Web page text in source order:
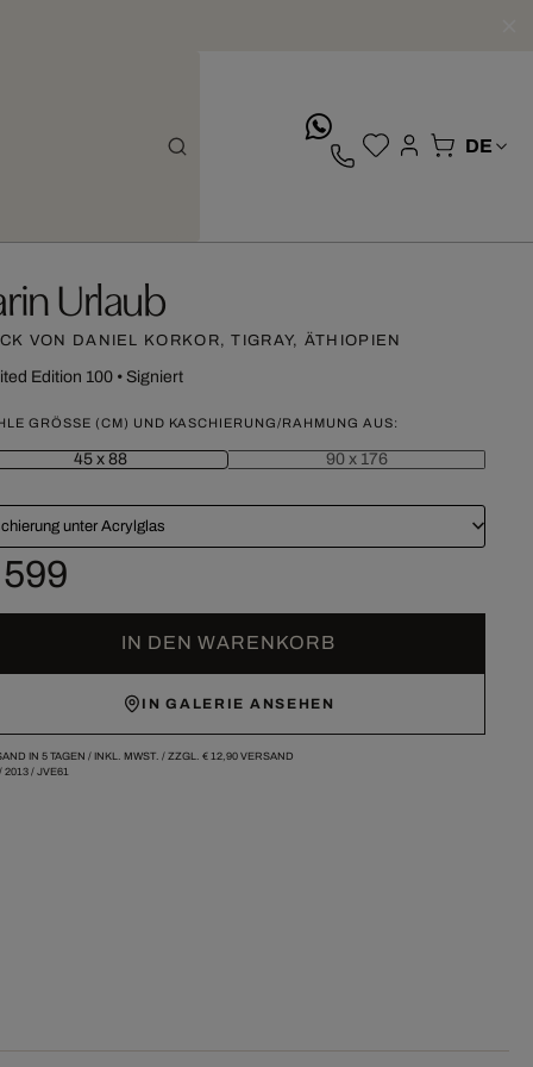
Urlaub
VON DANIEL KORKOR, TIGRAY, ÄTHIOPIEN
Edition 100• Signiert
GRÖSSE (CM) UND KASCHIERUNG/RAHMUNG AUS:
45 x 88 90 x 176
unter Acrylglas
IN DEN WARENKORB
IN GALERIE ANSEHEN
IN 5 TAGEN / INKL. MWST. / ZZGL. € 12,90VERSAND
2013/ JVE61